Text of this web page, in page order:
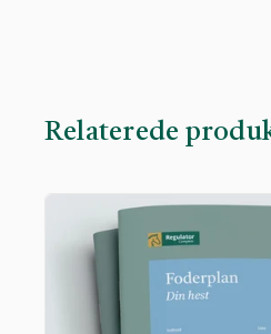
Relaterede